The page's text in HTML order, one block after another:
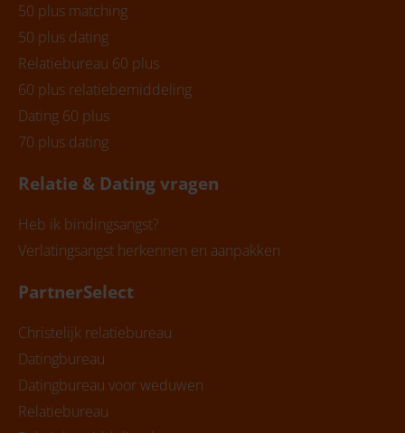
50 plus matching
50 plus dating
Relatiebureau 60 plus
60 plus relatiebemiddeling
Dating 60 plus
70 plus dating
Relatie & Dating vragen
Heb ik bindingsangst?
Verlatingsangst herkennen en aanpakken
PartnerSelect
Christelijk relatiebureau
Datingbureau
Datingbureau voor weduwen
Relatiebureau